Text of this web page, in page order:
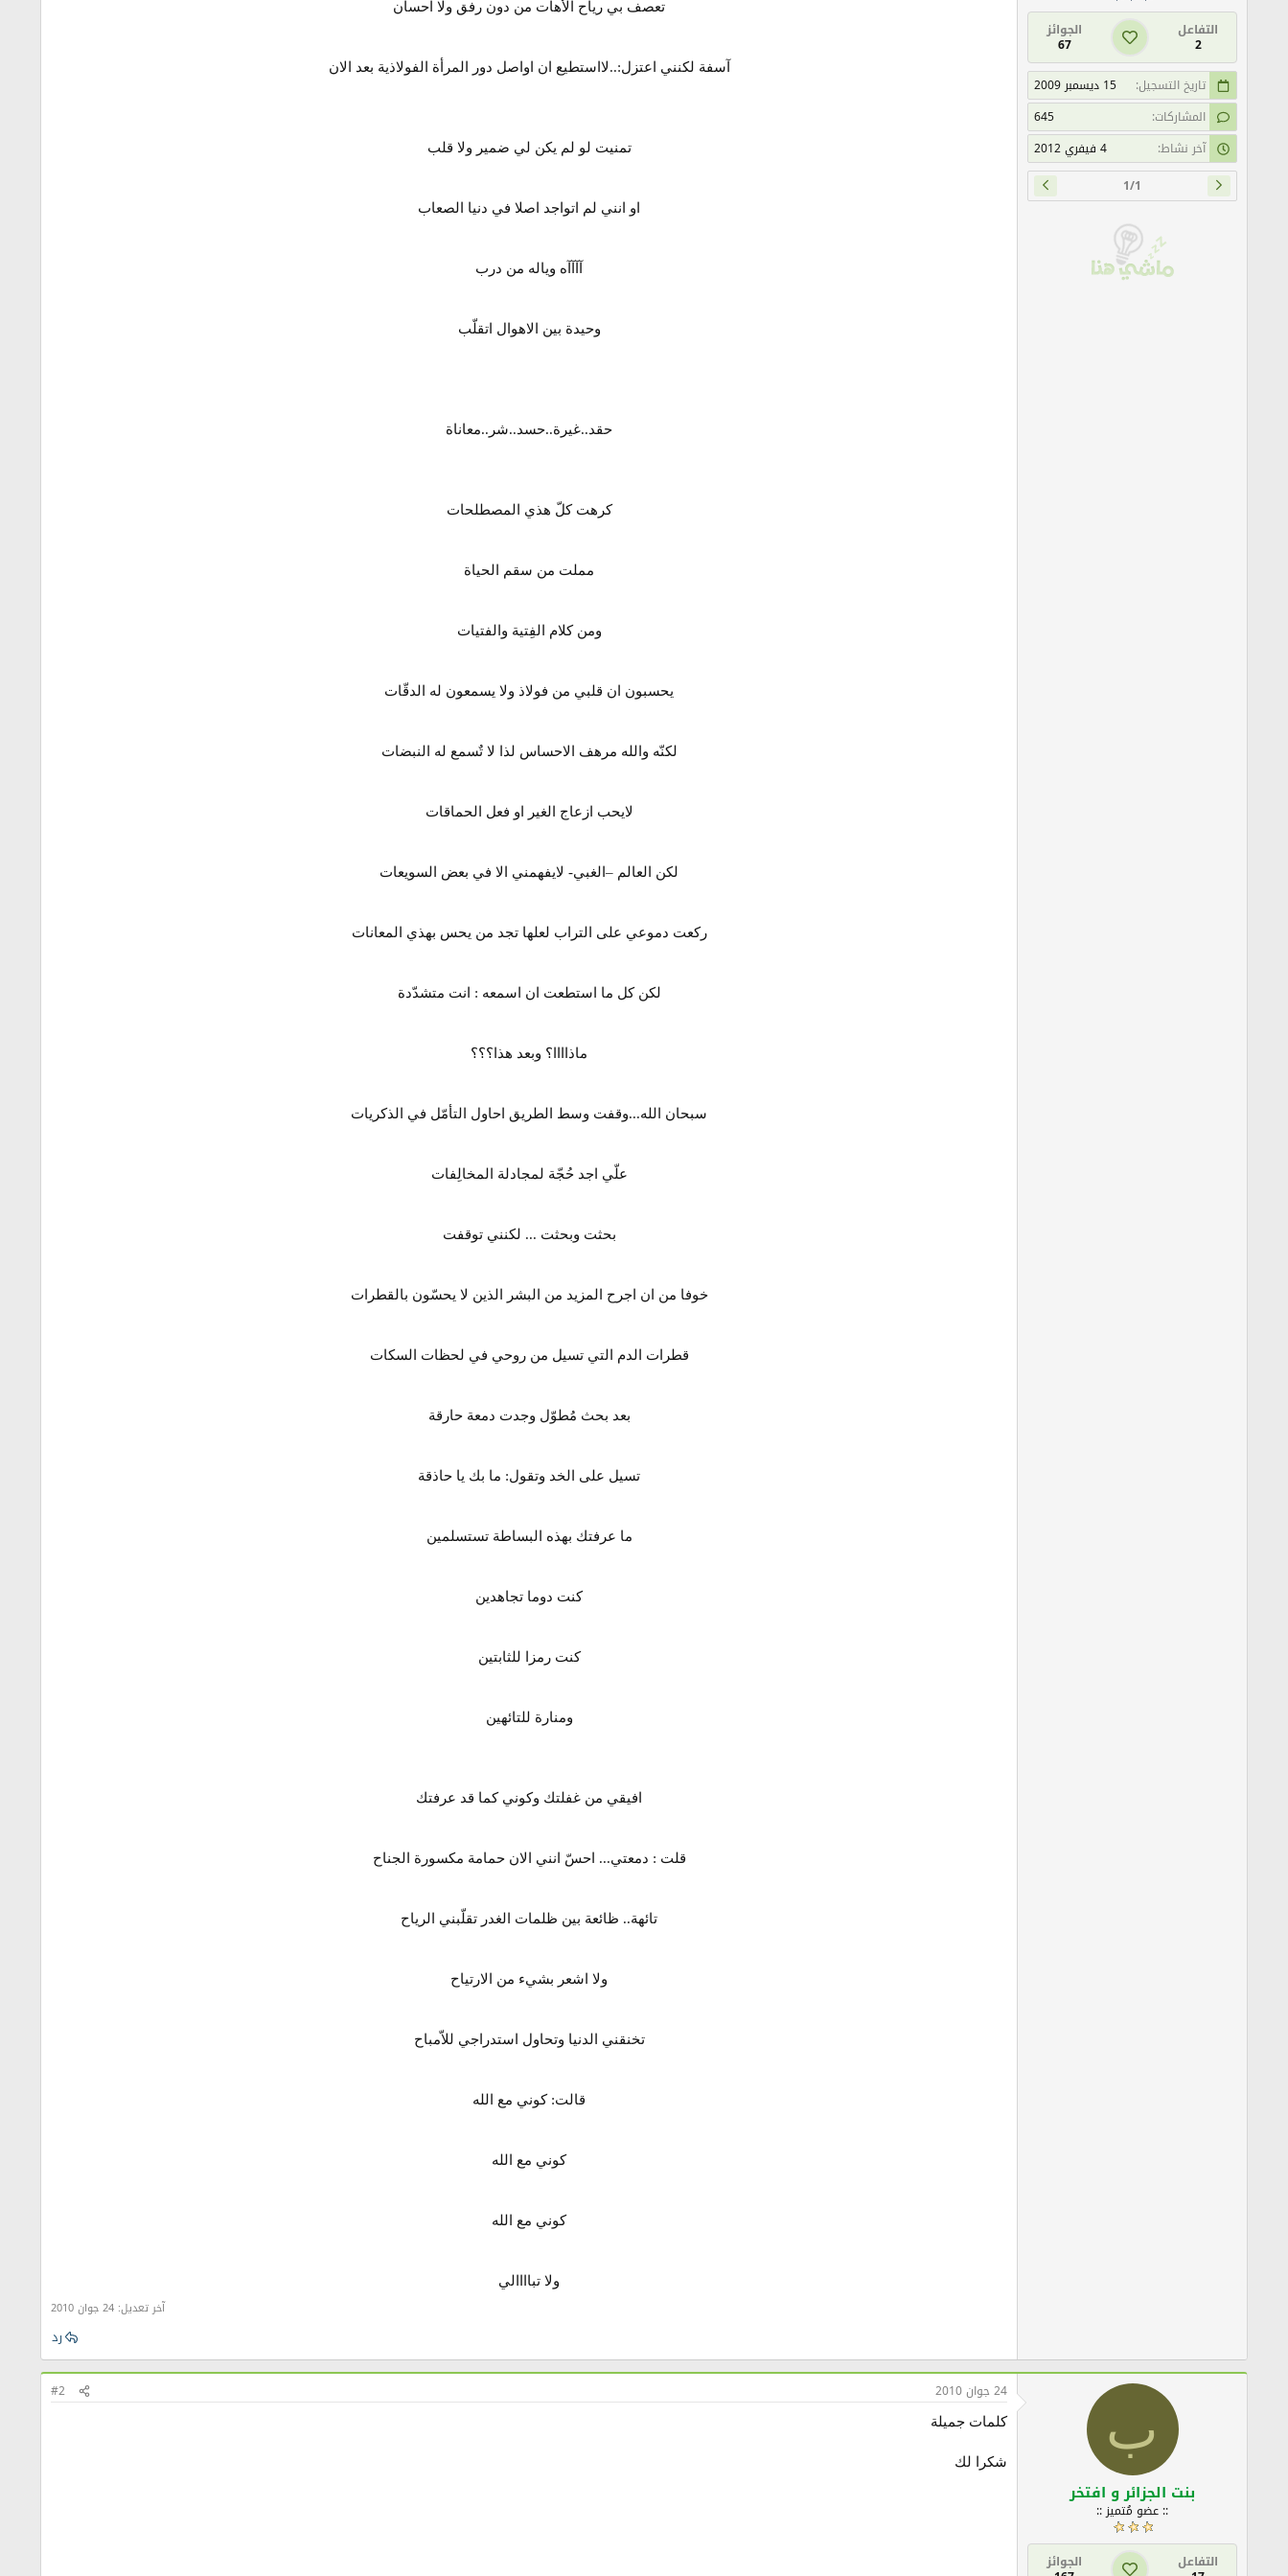
التفاعل
2
الجوائز
67
تاريخ التسجيل
15 ديسمبر 2009
المشاركات
645
آخر نشاط
4 فيفري 2012
1/1
تعصف بي رياح الأهات من دون رفق ولا احسان
آسفة لكنني اعتزل:..لااستطيع ان اواصل دور المرأة الفولاذية بعد الان
تمنيت لو لم يكن لي ضمير ولا قلب
او انني لم اتواجد اصلا في دنيا الصعاب
آآآآه وياله من درب
وحيدة بين الاهوال اتقلّب
حقد..غيرة..حسد..شر..معاناة
كرهت كلّ هذي المصطلحات
مملت من سقم الحياة
ومن كلام الفِتية والفتيات
يحسبون ان قلبي من فولاذ ولا يسمعون له الدقّات
لكنّه والله مرهف الاحساس لذا لا تٌسمع له النبضات
لايحب ازعاج الغير او فعل الحماقات
لكن العالم –الغبي- لايفهمني الا في بعض السويعات
ركعت دموعي على التراب لعلها تجد من يحس بهذي المعانات
لكن كل ما استطعت ان اسمعه : انت متشدّدة
ماذاااا؟ وبعد هذا؟؟؟
سبحان الله...وقفت وسط الطريق احاول التأمّل في الذكريات
علّي اجد حُجّة لمجادلة المخالِفات
بحثت وبحثت ... لكنني توقفت
خوفا من ان اجرح المزيد من البشر الذين لا يحسّون بالقطرات
قطرات الدم التي تسيل من روحي في لحظات السكات
بعد بحث مُطوّل وجدت دمعة حارقة
تسيل على الخد وتقول: ما بك يا حاذقة
ما عرفتك بهذه البساطة تستسلمين
كنت دوما تجاهدين
كنت رمزا للثابتين
ومنارة للتائهين
افيقي من غفلتك وكوني كما قد عرفتك
قلت : دمعتي... احسّ انني الان حمامة مكسورة الجناح
تائهة.. ظائعة بين ظلمات الغدر تقلّبني الرياح
ولا اشعر بشيء من الارتياح
تخنقني الدنيا وتحاول استدراجي للاّمباح
قالت: كوني مع الله
كوني مع الله
كوني مع الله
ولا تباااالي
آخر تعديل: 24 جوان 2010
رد
ب
بنت الجزائر و افتخر
:: عضو مُتميز ::
التفاعل الجوائز
24 جوان 2010 #2
كلمات جميلة
شكرا لك